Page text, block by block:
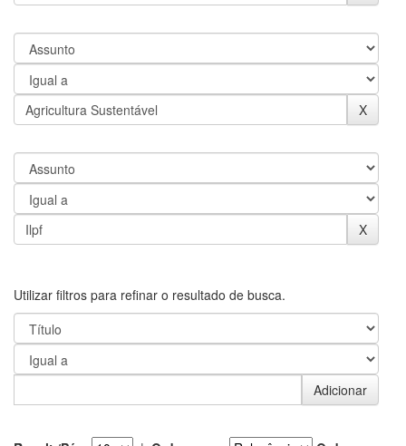
Utilizar filtros para refinar o resultado de busca.